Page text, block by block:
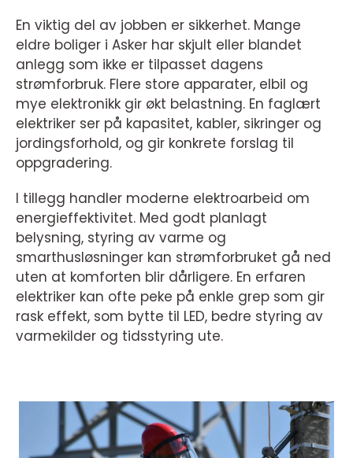
En viktig del av jobben er sikkerhet. Mange
eldre boliger i Asker har skjult eller blandet
anlegg som ikke er tilpasset dagens
strømforbruk. Flere store apparater, elbil og
mye elektronikk gir økt belastning. En faglært
elektriker ser på kapasitet, kabler, sikringer og
jordingsforhold, og gir konkrete forslag til
oppgradering.
I tillegg handler moderne elektroarbeid om
energieffektivitet. Med godt planlagt
belysning, styring av varme og
smarthusløsninger kan strømforbruket gå ned
uten at komforten blir dårligere. En erfaren
elektriker kan ofte peke på enkle grep som gir
rask effekt, som bytte til LED, bedre styring av
varmekilder og tidsstyring ute.